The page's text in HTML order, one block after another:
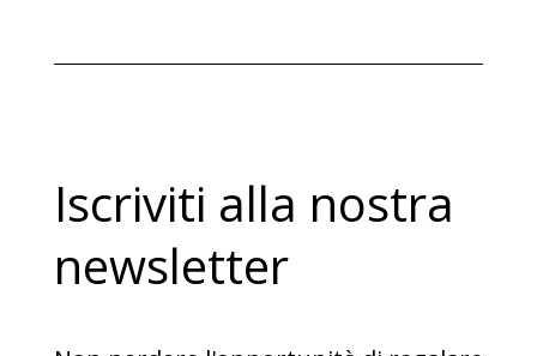
€9,80.€6,90.
Iscriviti alla nostra
newsletter